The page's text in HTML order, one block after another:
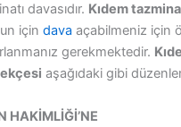
davasıdır. Kıdem
içindavaaçabilmeniz için
gerekmektedir.
aşağıdaki gibi
HAKİMLİĞİ’NE